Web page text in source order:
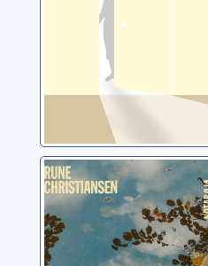
La solitude selon
Lydia Erneman
Christiansen, Rune